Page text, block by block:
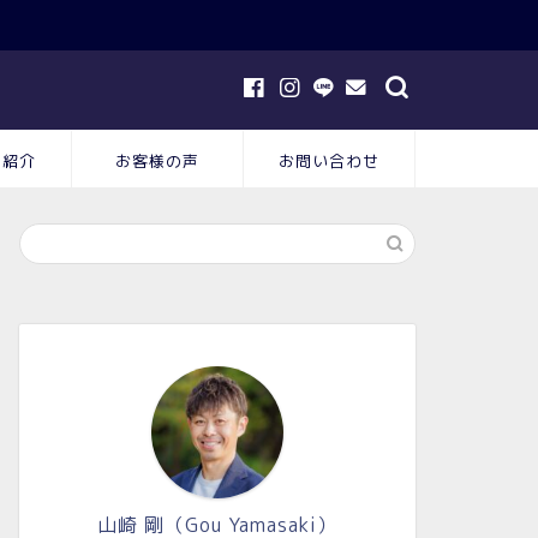
介 お客様の声 お問い合わせ
山崎 剛（Gou Yamasaki）